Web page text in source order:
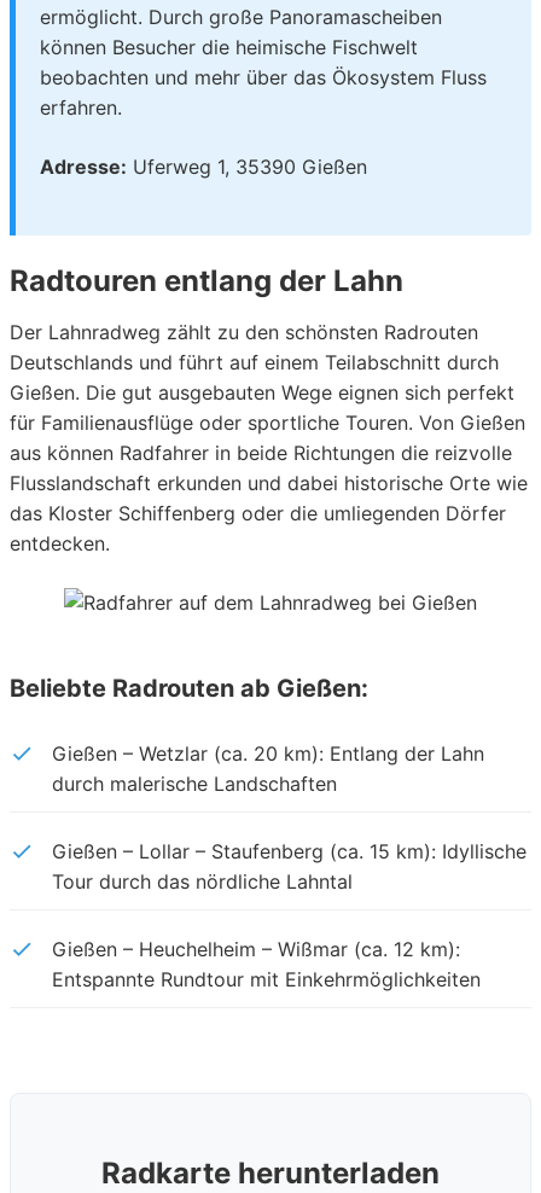
ermöglicht. Durch große Panoramascheiben
können Besucher die heimische Fischwelt
beobachten und mehr über das Ökosystem Fluss
erfahren.
Adresse: Uferweg 1, 35390 Gießen
Radtouren entlang der Lahn
Der Lahnradweg zählt zu den schönsten Radrouten
Deutschlands und führt auf einem Teilabschnitt durch
Gießen. Die gut ausgebauten Wege eignen sich perfekt
für Familienausflüge oder sportliche Touren. Von Gießen
aus können Radfahrer in beide Richtungen die reizvolle
Flusslandschaft erkunden und dabei historische Orte wie
das Kloster Schiffenberg oder die umliegenden Dörfer
entdecken.
Beliebte Radrouten ab Gießen:
Gießen – Wetzlar (ca. 20 km): Entlang der Lahn
durch malerische Landschaften
Gießen – Lollar – Staufenberg (ca. 15 km): Idyllische
Tour durch das nördliche Lahntal
Gießen – Heuchelheim – Wißmar (ca. 12 km):
Entspannte Rundtour mit Einkehrmöglichkeiten
Radkarte herunterladen